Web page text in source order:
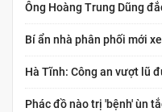
Ông Hoàng Trung Dũng
Bí ẩn nhà phân phối mới
Hà Tĩnh: Công an vượt lũ
Phác đồ nào trị 'bệnh' ùn